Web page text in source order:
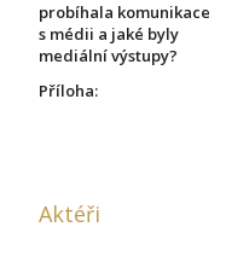
probíhala komunikace
s médii a jaké byly
mediální výstupy?
Příloha:
Aktéři